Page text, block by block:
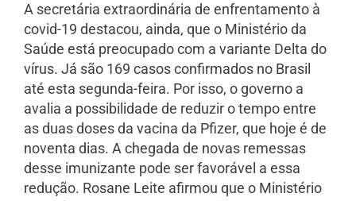
A secretária extraordinária de enfrentamento à
covid-19 destacou, ainda, que o Ministério da
Saúde está preocupado com a variante Delta do
vírus. Já são 169 casos confirmados no Brasil
até esta segunda-feira. Por isso, o governo a
avalia a possibilidade de reduzir o tempo entre
as duas doses da vacina da Pfizer, que hoje é de
noventa dias. A chegada de novas remessas
desse imunizante pode ser favorável a essa
redução. Rosane Leite afirmou que o Ministério